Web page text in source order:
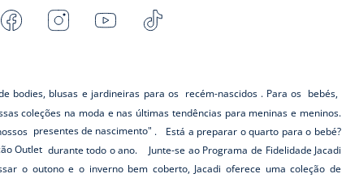
FacebookInstagramYoutube
bodies, blusas e jardineiras para os recém-nascidos . Para os bebés,
coleções na moda e nas últimas tendências para meninas e meninos.
presentes de nascimento" . Está a preparar o quarto para o bebé?
Outlet durante todo o ano. Junte-se ao Programa de Fidelidade Jacadi
o outono e o inverno bem coberto, Jacadi oferece uma coleção de